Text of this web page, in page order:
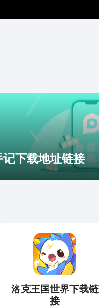
下载地址链接
洛克王国世界下载链
接